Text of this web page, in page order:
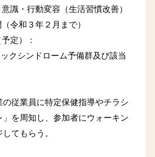
識・行動変容（生活習慣改善）
令和３年２月まで）
定）：
クシンドローム予備群及び該当
従業員に特定保健指導やチラシ
を周知し、参加者にウォーキン
てもらう。